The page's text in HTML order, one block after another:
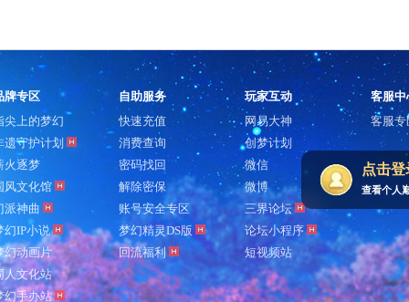
牌专区 自助服务 玩家互动
客服中
尖上的梦幻
遗守护计划
火逐梦
风文化馆
派神曲
幻IP小说
幻动画片
人文化站
幻手办站
快速充值
消费查询
密码找回
解除密保
账号安全专区
梦幻精灵DS版
回流福利
网易大神
创梦计划
微信
微博
三界论坛
论坛小程序
短视频站
客服专
点击登
查看个人